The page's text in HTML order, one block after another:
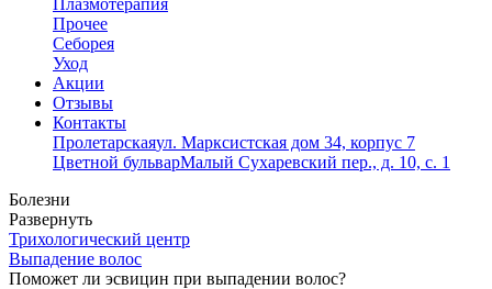
Плазмотерапия
Прочее
Себорея
Уход
Акции
Отзывы
Контакты
Пролетарскаяул. Марксистская дом 34, корпус 7
Цветной бульварМалый Сухаревский пер., д. 10, с. 1
Болезни
Развернуть
Трихологический центр
Выпадение волос
Поможет ли эсвицин при выпадении волос?